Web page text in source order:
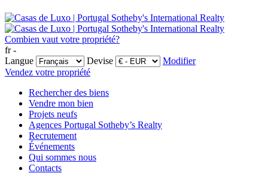
Combien vaut votre propriété?
fr -
Langue
Devise
Modifier
Vendez votre propriété
Rechercher des biens
Vendre mon bien
Projets neufs
Agences Portugal Sotheby’s Realty
Recrutement
Événements
Qui sommes nous
Contacts